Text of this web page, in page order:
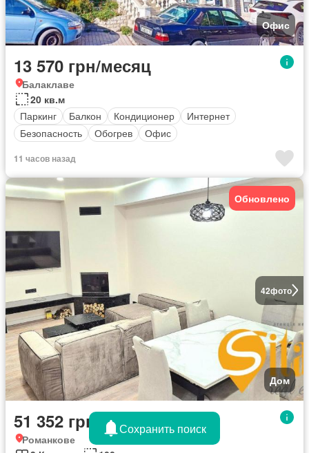
Офис
13 570 грн/месяц
Балаклаве
20 кв.м
Паркинг
Балкон Кондиционер
Интернет
Безопасность
Обогрев Офис
11 часов назад
42фото
Обновлено
Дом
51 352 грн/месяц
Романкове
Сохранить поиск